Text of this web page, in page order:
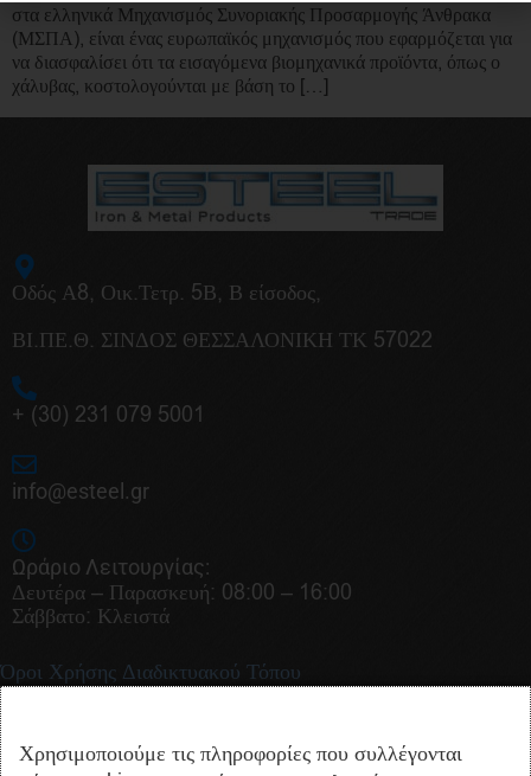
στα ελληνικά Μηχανισμός Συνοριακής Προσαρμογής Άνθρακα
(ΜΣΠΑ), είναι ένας ευρωπαϊκός μηχανισμός που εφαρμόζεται για
να διασφαλίσει ότι τα εισαγόμενα βιομηχανικά προϊόντα, όπως ο
χάλυβας, κοστολογούνται με βάση το […]
Οδός Α8, Οικ.Τετρ. 5Β, Β είσοδος,
ΒΙ.ΠΕ.Θ. ΣΙΝΔΟΣ ΘΕΣΣΑΛΟΝΙΚΗ ΤΚ 57022
+ (30) 231 079 5001
info@esteel.gr
Ωράριο Λειτουργίας:
Δευτέρα – Παρασκευή: 08:00 – 16:00
Σάββατο: Κλειστά
Όροι Χρήσης Διαδικτυακού Τόπου
Δήλωση Προστασίας Δεδομένων Προσωπικού Χαρακτήρα
GDPR
Χρησιμοποιούμε τις πληροφορίες που συλλέγονται